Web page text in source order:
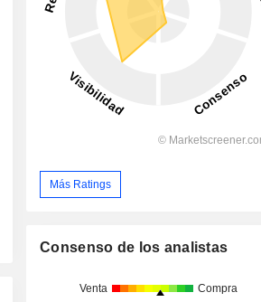
Más Ratings
Consenso de los analistas
Venta Compra